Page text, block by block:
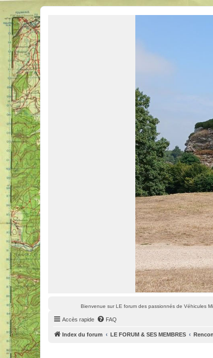
Bienvenue sur LE forum des passionnés de Véhicules Militaires
Bienvenue sur LE forum des passionnés de Véhicules
Accès rapide FAQ
Index du forum LE FORUM & SES MEMBRES